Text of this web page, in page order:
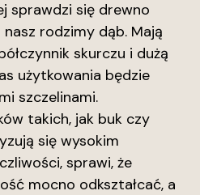
sprawdzi się drewno
rodzimy dąb. Mają
skurczu i dużą
użytkowania będzie
szczelinami.
takich, jak buk czy
się wysokim
sprawi, że
mocno odkształcać, a